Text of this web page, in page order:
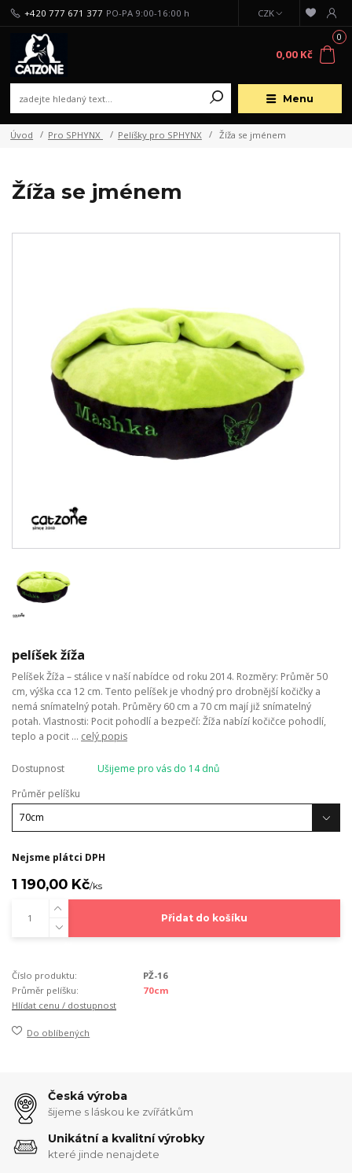
Menu
CZK
+420 777 671 377 PO-PA 9:00-16:00 h
0
0,00 Kč
Úvod Pro SPHYNX Pelíšky pro SPHYNX Žíža se jménem
Žíža se jménem
pelíšek žíža
Pelíšek Žíža – stálice v naší nabídce od roku 2014. Rozměry: Průměr 50
cm, výška cca 12 cm. Tento pelíšek je vhodný pro drobnější kočičky a
nemá snímatelný potah. Průměry 60 cm a 70 cm mají již snímatelný
potah. Vlastnosti: Pocit pohodlí a bezpečí: Žíža nabízí kočičce pohodlí,
teplo a pocit ... celý popis
Dostupnost
Ušijeme pro vás do 14 dnů
Průměr pelíšku
Nejsme plátci DPH
1 190,00 Kč/ks
Přidat do košíku
Číslo produktu:
PŽ-16
Průměr pelíšku:
70cm
Hlídat cenu / dostupnost
Do oblíbených
Česká výroba
šijeme s láskou ke zvířátkům
Unikátní a kvalitní výrobky
které jinde nenajdete